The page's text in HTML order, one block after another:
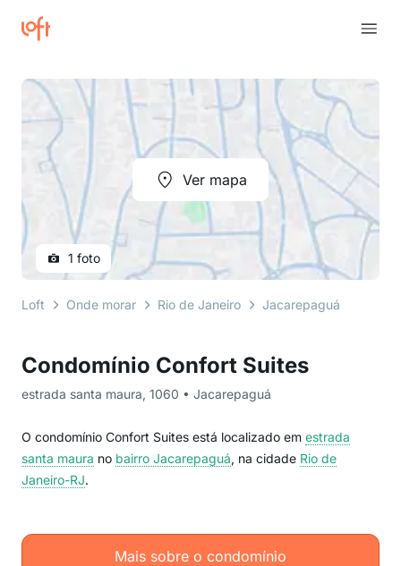
Condomínio Confort Suites
estrada santa maura, 1060 • Jacarepaguá
O condomínio Confort Suites está localizado em estrada
santa maura no bairro Jacarepaguá, na cidade Rio de
Janeiro-RJ.
Mais sobre o condomínio
Ver mapa
1 foto
Loft Onde morar Rio de Janeiro Jacarepaguá